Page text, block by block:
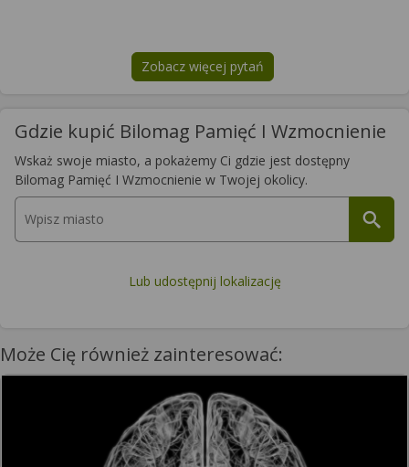
Zobacz więcej pytań
na tematBilomag Pamięć I
Gdzie kupić Bilomag Pamięć I Wzmocnienie
Wskaż swoje miasto, a pokażemy Ci gdzie jest dostępny
Bilomag Pamięć I Wzmocnienie w Twojej okolicy.
Lub udostępnij lokalizację
Może Cię również zainteresować: